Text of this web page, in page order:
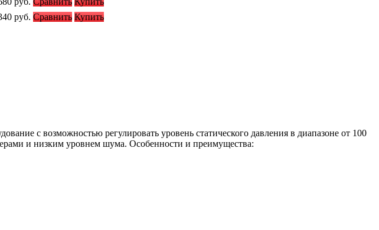
руб. Сравнить Купить
с возможностью регулировать уровень статического давления в диапазоне от 100
и низким уровнем шума. Особенности и преимущества: